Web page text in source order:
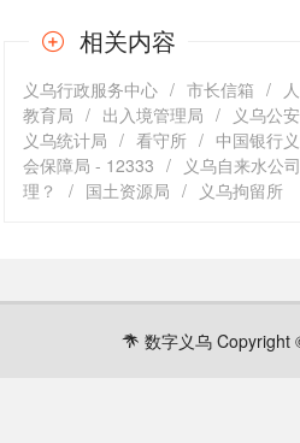
相关内容
义乌行政服务中心 / 市长信箱 /
教育局 / 出入境管理局 /
义乌公
义乌统计局 / 看守所 / 中国银行
会保障局 - 12333 /
义乌自来水公
理？
/ 国土资源局 / 义乌拘留所
数字义乌